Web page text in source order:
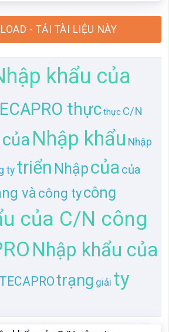
- TẢI TÀI LIỆU NÀY
khẩu của
thựcthực C/N
Nhập khẩu Nhập
ty triển Nhậpcủa của
vàcông tycông
của C/N công
Nhập khẩu của
TECAPROtrạng giải ty